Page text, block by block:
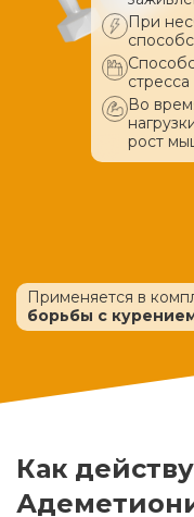
При
стресса
Во
рост
Применяется в
борьбы с
Как